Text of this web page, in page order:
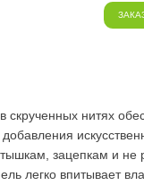
нитях
зацепкам и не
легко впитывает